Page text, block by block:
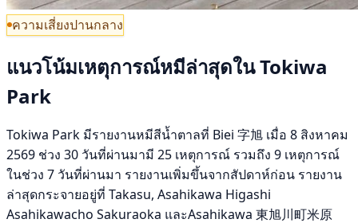
ความเสี่ยงปานกลาง
แนวโน้มเหตุการณ์หมีล่าสุดใน Tokiwa
Park
Tokiwa Park มีรายงานหมีสีน้ำตาลที่ Biei 字旭 เมื่อ 8 สิงหาคม
2569 ช่วง 30 วันที่ผ่านมามี 25 เหตุการณ์ รวมถึง 9 เหตุการณ์
ในช่วง 7 วันที่ผ่านมา รายงานเพิ่มขึ้นจากสัปดาห์ก่อน รายงาน
ล่าสุดกระจายอยู่ที่ Takasu, Asahikawa Higashi
Asahikawacho Sakuraoka และAsahikawa 東旭川町米原